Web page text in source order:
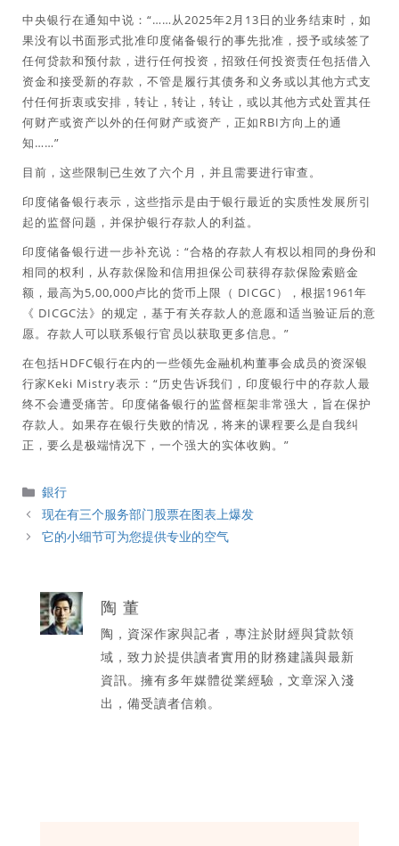
中央银行在通知中说：“……从2025年2月13日的业务结束时，如
果没有以书面形式批准印度储备银行的事先批准，授予或续签了
任何贷款和预付款，进行任何投资，招致任何投资责任包括借入
资金和接受新的存款，不管是履行其债务和义务或以其他方式支
付任何折衷或安排，转让，转让，转让，或以其他方式处置其任
何财产或资产以外的任何财产或资产，正如RBI方向上的通
知……”
目前，这些限制已生效了六个月，并且需要进行审查。
印度储备银行表示，这些指示是由于银行最近的实质性发展所引
起的监督问题，并保护银行存款人的利益。
印度储备银行进一步补充说：“合格的存款人有权以相同的身份和
相同的权利，从存款保险和信用担保公司获得存款保险索赔金
额，最高为5,00,000卢比的货币上限（ DICGC），根据1961年
《 DICGC法》的规定，基于有关存款人的意愿和适当验证后的意
愿。存款人可以联系银行官员以获取更多信息。”
在包括HDFC银行在内的一些领先金融机构董事会成员的资深银
行家Keki Mistry表示：“历史告诉我们，印度银行中的存款人最
终不会遭受痛苦。印度储备银行的监督框架非常强大，旨在保护
存款人。如果存在银行失败的情况，将来的课程要么是自我纠
正，要么是极端情况下，一个强大的实体收购。”
分
類
銀行
现在有三个服务部门股票在图表上爆发
它的小细节可为您提供专业的空气
陶 董
陶，資深作家與記者，專注於財經與貸款領
域，致力於提供讀者實用的財務建議與最新
資訊。擁有多年媒體從業經驗，文章深入淺
出，備受讀者信賴。